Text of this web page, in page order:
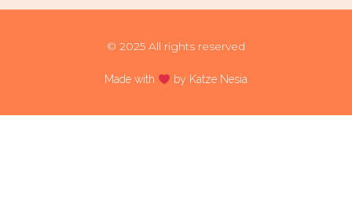
© 2025 All rights reserved
Made with by Katze Nesia